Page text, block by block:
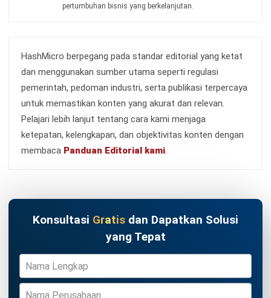
pertumbuhan bisnis yang berkelanjutan.
HashMicro berpegang pada standar editorial yang ketat
dan menggunakan sumber utama seperti regulasi
pemerintah, pedoman industri, serta publikasi terpercaya
untuk memastikan konten yang akurat dan relevan.
Pelajari lebih lanjut tentang cara kami menjaga
ketepatan, kelengkapan, dan objektivitas konten dengan
membaca Panduan Editorial kami.
Konsultasi Gratis dan Dapatkan Solusi
yang Tepat